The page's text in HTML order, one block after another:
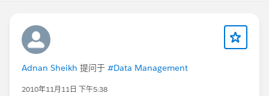
Adnan Sheikh 提问于 #Data Management
2010年11月11日 下午5:38